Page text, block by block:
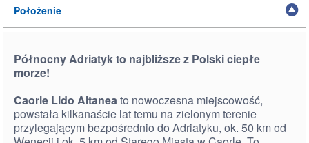
Położenie
Północny Adriatyk to najbliższe z Polski ciepłe
morze!
Caorle Lido Altaneato nowoczesna miejscowość,
powstała kilkanaście lat temu na zielonym terenie
przylegającym bezpośrednio do Adriatyku, ok. 50 km od